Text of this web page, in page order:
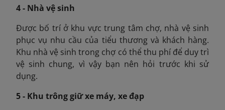
4 - Nhà vệ sinh
Được bố trí ở khu vực trung tâm chợ, nhà vệ sinh
phục vụ nhu cầu của tiểu thương và khách hàng.
Khu nhà vệ sinh trong chợ có thể thu phí để duy trì
vệ sinh chung, vì vậy bạn nên hỏi trước khi sử
dụng.
5 - Khu trông giữ xe máy, xe đạp